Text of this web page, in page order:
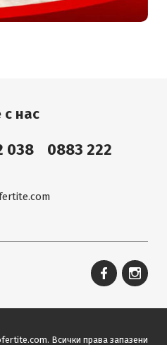
с нас
038
0883 222
Всички права запазени